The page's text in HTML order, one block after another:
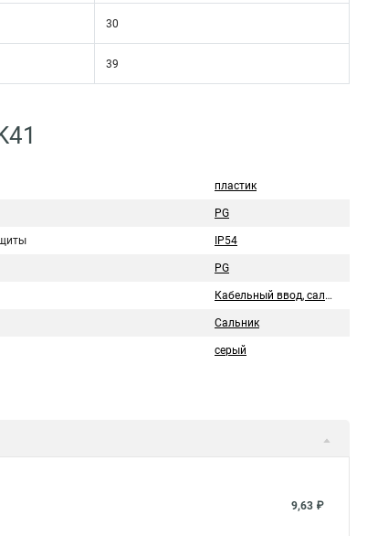
30
39
пластик
PG
IP54
PG
Кабельный ввод, сальник, гермоввод
Сальник
серый
9,63 ₽